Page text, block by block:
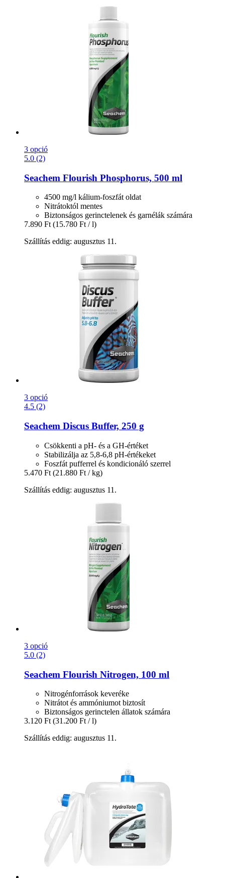
3 opció
5.0 (2)
Seachem Flourish Phosphorus, 500 ml
4500 mg/l kálium-foszfát oldat
Nitrátoktól mentes
Biztonságos gerinctelenek és garnélák számára
7.890 Ft (15.780 Ft / l)
Szállítás eddig: augusztus 11.
3 opció
4.5 (2)
Seachem Discus Buffer, 250 g
Csökkenti a pH- és a GH-értéket
Stabilizálja az 5,8-6,8 pH-értékeket
Foszfát pufferrel és kondicionáló szerrel
5.470 Ft (21.880 Ft / kg)
Szállítás eddig: augusztus 11.
3 opció
5.0 (2)
Seachem Flourish Nitrogen, 100 ml
Nitrogénforrások keveréke
Nitrátot és ammóniumot biztosít
Biztonságos gerinctelen állatok számára
3.120 Ft (31.200 Ft / l)
Szállítás eddig: augusztus 11.